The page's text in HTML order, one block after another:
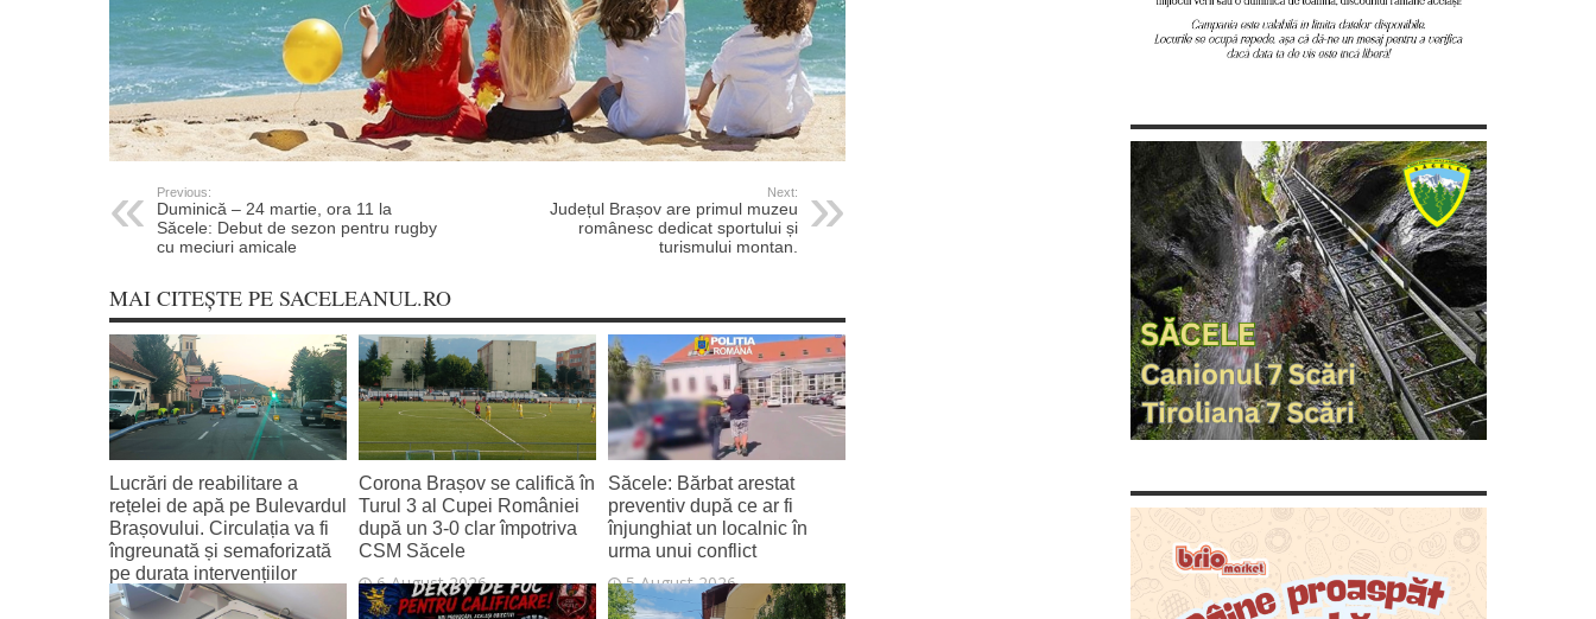
Previous:
Duminică – 24 martie, ora 11 la
Săcele: Debut de sezon pentru rugby
cu meciuri amicale
Next:
Județul Brașov are primul muzeu
românesc dedicat sportului și
turismului montan.
MAI CITEȘTE PE SACELEANUL.RO
Lucrări de reabilitare a
rețelei de apă pe Bulevardul
Brașovului. Circulația va fi
îngreunată și semaforizată
pe durata intervențiilor
6 August 2026
Corona Brașov se califică în
Turul 3 al Cupei României
după un 3-0 clar împotriva
CSM Săcele
6 August 2026
Săcele: Bărbat arestat
preventiv după ce ar fi
înjunghiat un localnic în
urma unui conflict
5 August 2026